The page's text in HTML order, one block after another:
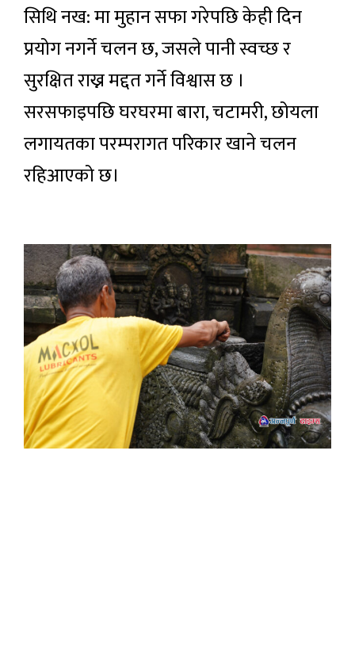
सिथि नख: मा मुहान सफा गरेपछि केही दिन
प्रयोग नगर्ने चलन छ, जसले पानी स्वच्छ र
सुरक्षित राख्न मद्दत गर्ने विश्वास छ ।
सरसफाइपछि घरघरमा बारा, चटामरी, छोयला
लगायतका परम्परागत परिकार खाने चलन
रहिआएको छ।